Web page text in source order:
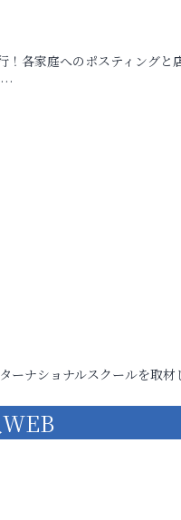
！各家庭へのポスティングと
…
ーナショナルスクールを取材